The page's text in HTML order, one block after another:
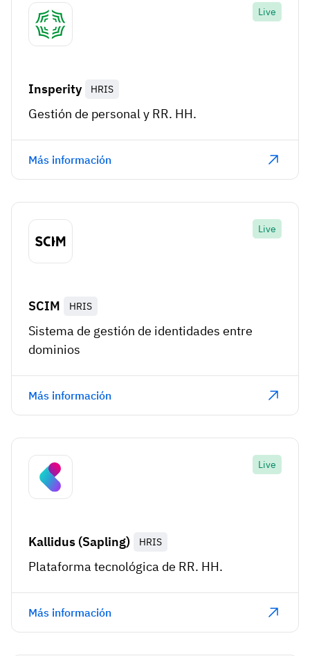
Live
Insperity HRIS
Gestión de personal y RR. HH.
Más información
Live
SCIM HRIS
Sistema de gestión de identidades entre
dominios
Más información
Live
Kallidus (Sapling) HRIS
Plataforma tecnológica de RR. HH.
Más información